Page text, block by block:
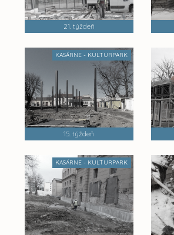
21. týždeň
KASÁRNE - KULTURPARK
15. týždeň
KASÁRNE - KULTURPARK